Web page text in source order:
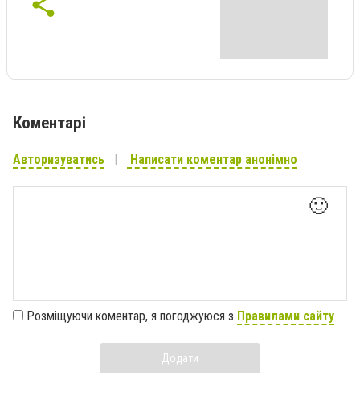
Коментарі
Авторизуватись Написати коментар анонімно
🙂
Розміщуючи коментар, я погоджуюся з Правилами сайту
Додати